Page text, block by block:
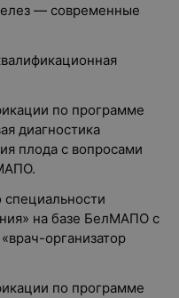
— современные
по программе
диагностика
плода с вопросами
специальности
на базе БелМАПО с
организатор
по программе